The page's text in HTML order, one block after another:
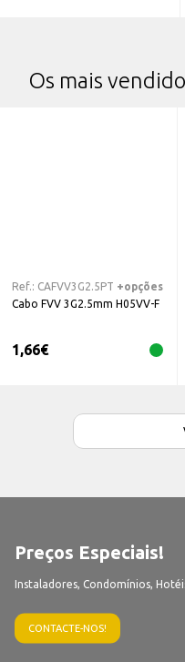
Os mais
Ref.: CAFVV3G2.5PT +opções
Cabo FVV 3G2.5mm H05VV-F
1,66€
Preços Especiais!
Instaladores, Condomínios,
CONTACTE-NOS!